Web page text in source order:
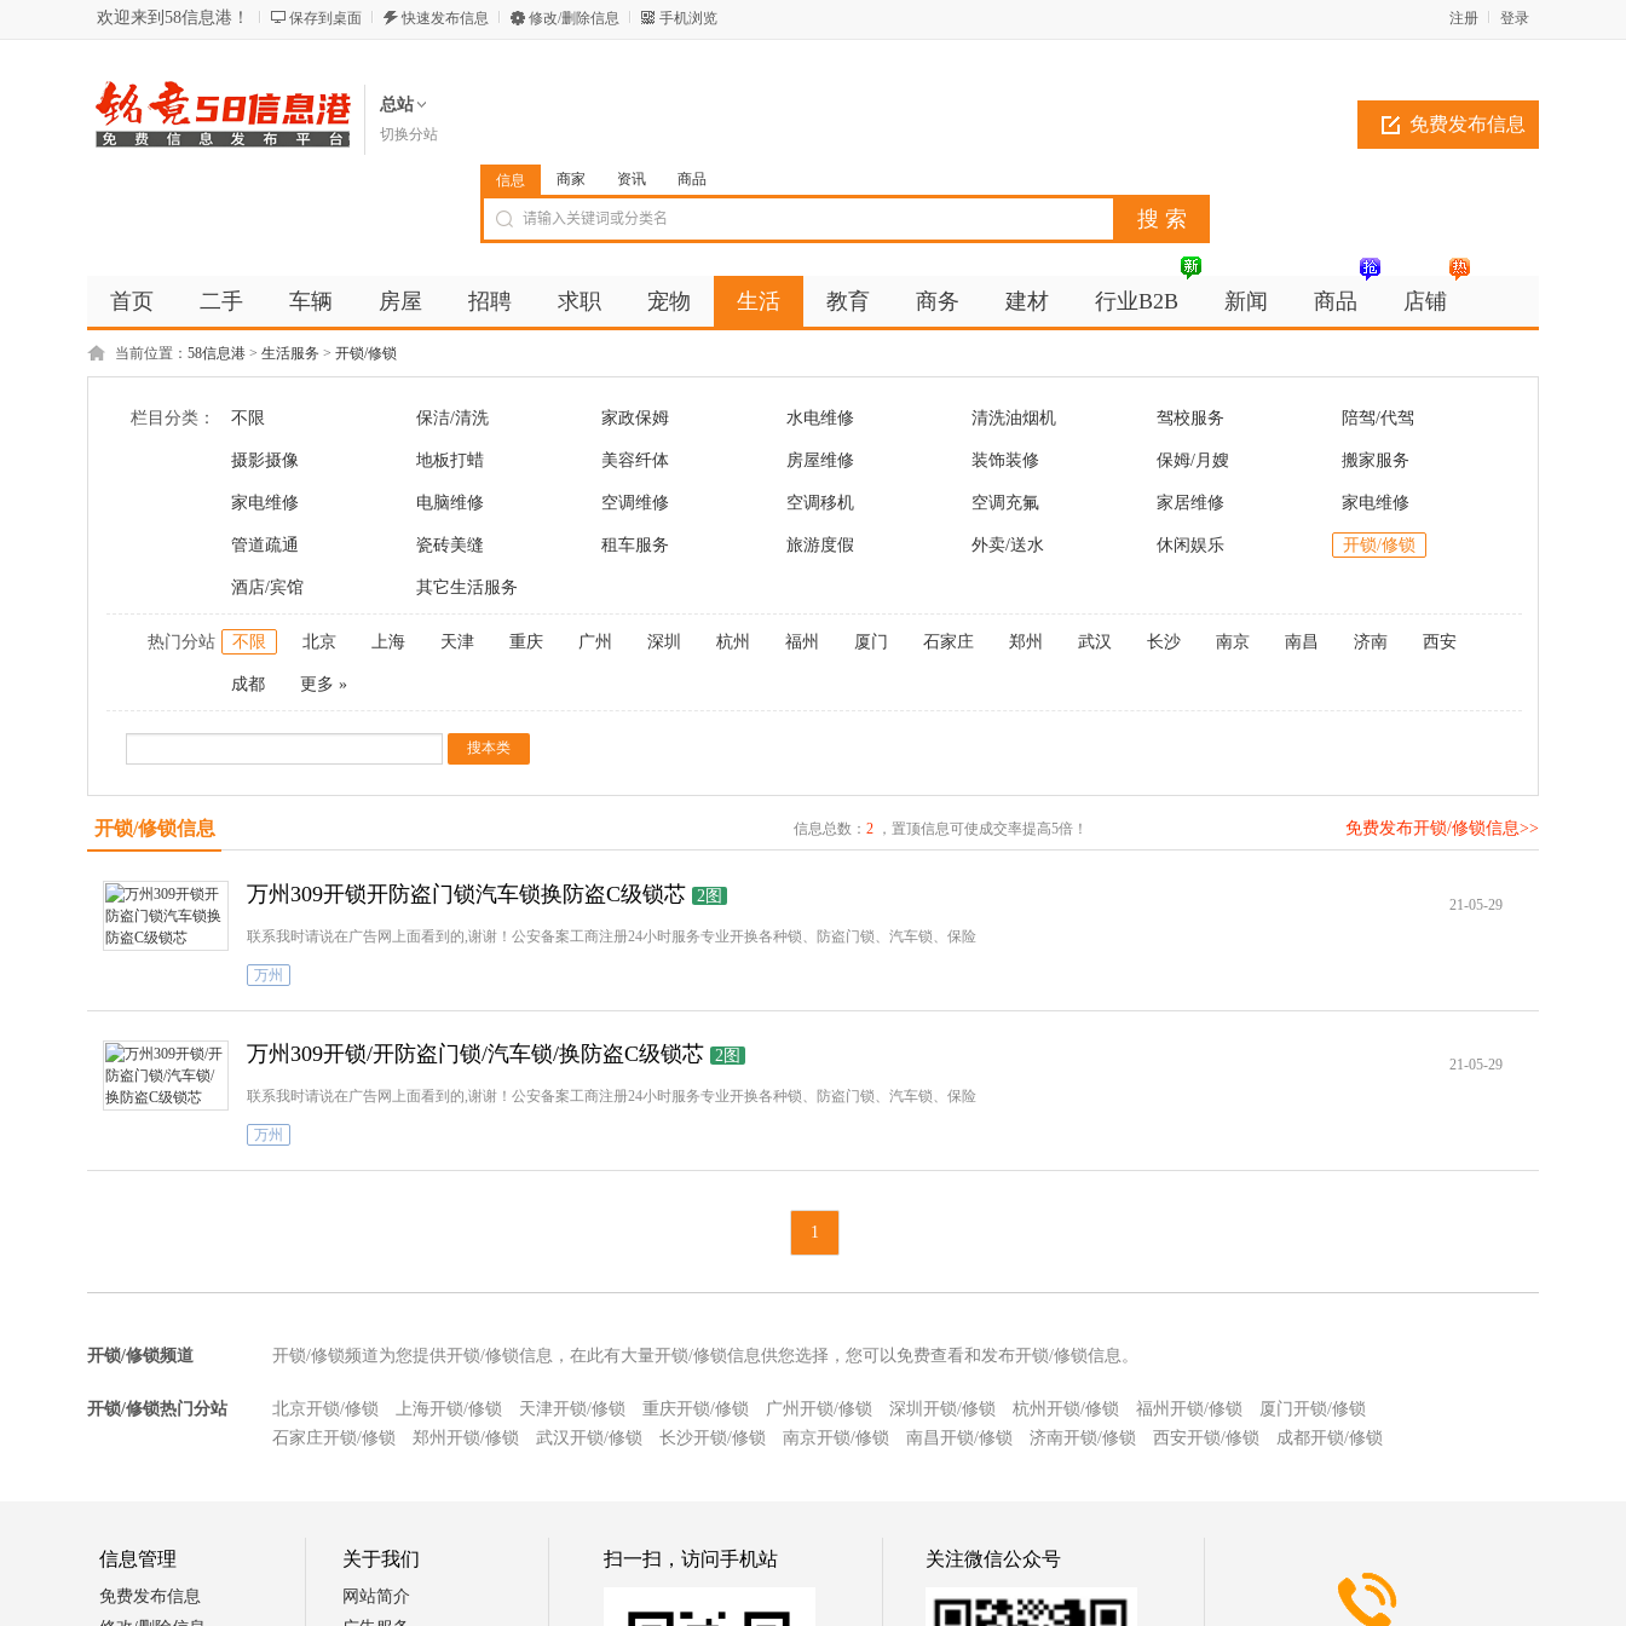
欢迎来到58信息港！ 保存到桌面 快速发布信息 修改/删除信息 手机浏览 登录
注册
总站
切换分站 免费发布信息
信息 商家 资讯 商品
首页 二手 车辆 房屋 招聘 求职 宠物 生活 教育 商务 建材 行业B2B 新闻 商品 店铺
当前位置： 58信息港 > 生活服务 > 开锁/修锁
栏目分类： 不限 保洁/清洗 家政保姆 水电维修 清洗油烟机 驾校服务 陪驾/代驾
摄影摄像 地板打蜡 美容纤体 房屋维修 装饰装修 保姆/月嫂 搬家服务
家电维修 电脑维修 空调维修 空调移机 空调充氟 家居维修 家电维修
管道疏通 瓷砖美缝 租车服务 旅游度假 外卖/送水 休闲娱乐 开锁/修锁
酒店/宾馆 其它生活服务
热门分站 不限 北京 上海 天津 重庆 广州 深圳 杭州 福州 厦门 石家庄 郑州 武汉 长沙 南京 南昌 济南 西安
成都 更多 »
开锁/修锁信息 信息总数： 2，置顶信息可使成交率提高5倍！ 免费发布开锁/修锁信息>>
21-05-29
万州309开锁开防盗门锁汽车锁换防盗C级锁芯 2图
联系我时请说在广告网上面看到的,谢谢！公安备案工商注册24小时服务专业开换各种锁、防盗门锁、汽车锁、保险
万州
21-05-29
万州309开锁/开防盗门锁/汽车锁/换防盗C级锁芯 2图
联系我时请说在广告网上面看到的,谢谢！公安备案工商注册24小时服务专业开换各种锁、防盗门锁、汽车锁、保险
万州
1
开锁/修锁频道 开锁/修锁频道为您提供开锁/修锁信息，在此有大量开锁/修锁信息供您选择，您可以免费查看和发布开锁/修锁信息。
开锁/修锁热门分站 北京开锁/修锁 上海开锁/修锁 天津开锁/修锁 重庆开锁/修锁 广州开锁/修锁 深圳开锁/修锁 杭州开锁/修锁 福州开锁/修锁
厦门开锁/修锁
石家庄开锁/修锁
郑州开锁/修锁 武汉开锁/修锁 长沙开锁/修锁 南京开锁/修锁 南昌开锁/修锁 济南开锁/修锁 西安开锁/修锁 成都开锁/修锁
信息管理
免费发布信息
关于我们
网站简介
扫一扫，访问手机站 关注微信公众号